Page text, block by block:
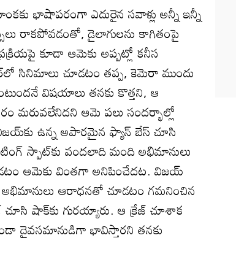
భాషాపరంగా ఎదురైన సవాళ్లు అన్నీ ఇన్నీ
రాకపోవడంతో, డైలాగులను కాగితంపై
కూడా ఆమెకు అప్పట్లో కనీస
సినిమాలు చూడటం తప్ప, కెమెరా ముందు
విషయాలు తనకు కొత్తని, ఆ
ఆమె పలు సందర్భాల్లో
ఉన్న అపారమైన ఫ్యాన్ బేస్ చూసి
స్పాట్‌కు వందలాది మంది అభిమానులు
ఆమెకు వింతగా అనిపించేదట. విజయ్
అభిమానులు ఆరాధనతో చూడటం గమనించిన
షాక్‌కు గురయ్యారు. ఆ క్రేజ్ చూశాక
దైవసమానుడిగా భావిస్తారని తనకు